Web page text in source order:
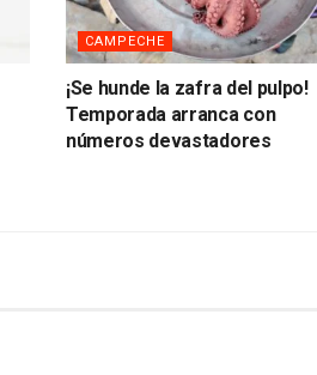
CAMPECHE
¡Se hunde la zafra del pulpo!
Temporada arranca con
números devastadores